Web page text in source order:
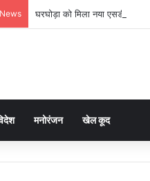
घरघोड़ा को मिला नया एसडीएम,
मनोरंजन खेल कूद